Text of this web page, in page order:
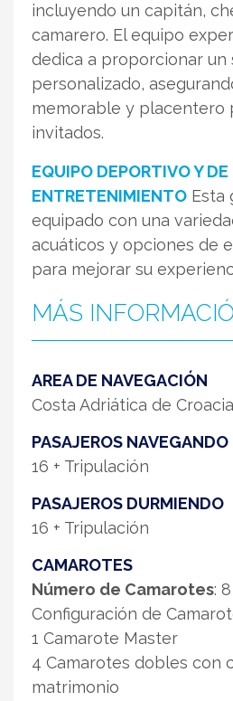
incluyendo un capitán,
camarero. El equipo
dedica a proporcionar un
personalizado,
memorable y placentero
invitados.
EQUIPO DEPORTIVO Y DE
ENTRETENIMIENTO Esta
equipado con una
acuáticos y opciones de
para mejorar su
MÁS
AREA DE NAVEGACIÓN
Costa Adriática de Croacia
PASAJEROS NAVEGANDO
16 + Tripulación
PASAJEROS DURMIENDO
16 + Tripulación
CAMAROTES
Número de Camarotes: 8
Configuración de
1 Camarote Master
4 Camarotes dobles con
matrimonio